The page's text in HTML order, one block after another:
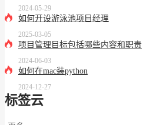
2024-05-29
如何开设游泳池项目经理
2025-03-05
项目管理目标包括哪些内容和职责
2024-06-03
如何在mac装python
2024-12-27
标签云